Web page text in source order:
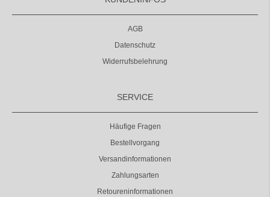
AGB
Datenschutz
Widerrufsbelehrung
SERVICE
Häufige Fragen
Bestellvorgang
Versandinformationen
Zahlungsarten
Retoureninformationen